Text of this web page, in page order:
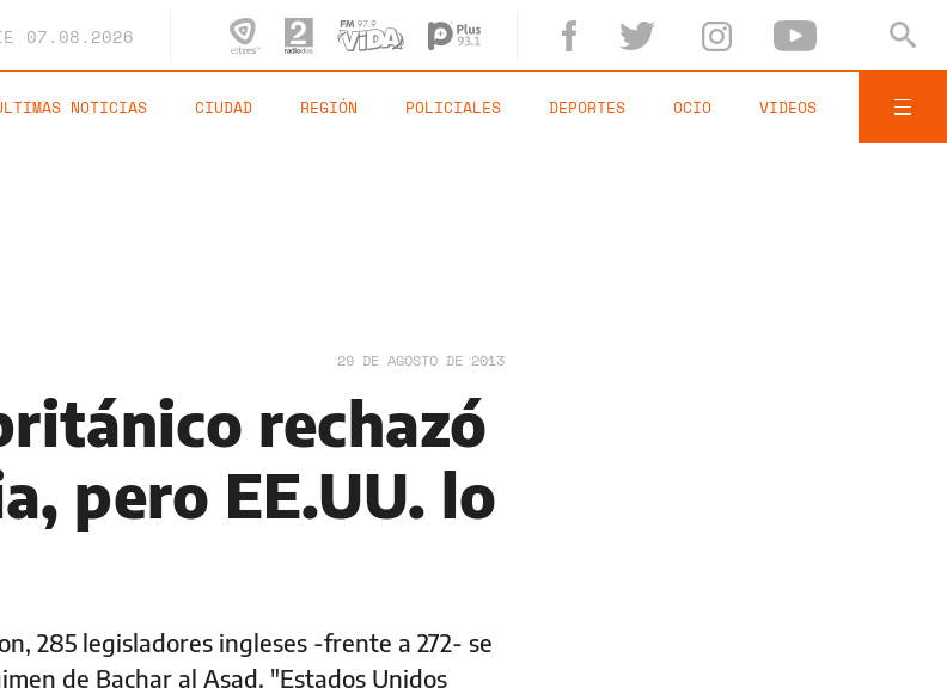
07.08.2026
NOTICIAS CIUDAD REGIÓN POLICIALES DEPORTES OCIO VIDEOS
29 DE AGOSTO DE 2013
rechazó
pero EE.UU. lo
285 legisladores ingleses -frente a 272- se
de Bachar al Asad. "Estados Unidos